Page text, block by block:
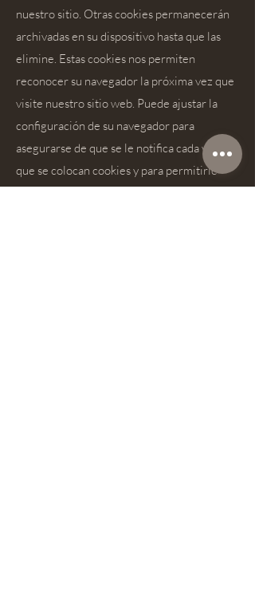
nuestro sitio. Otras cookies permanecerán
archivadas en su dispositivo hasta que las
elimine. Estas cookies nos permiten
reconocer su navegador la próxima vez que
visite nuestro sitio web. Puede ajustar la
configuración de su navegador para
asegurarse de que se le notifica cada vez
que se colocan cookies y para permitirle